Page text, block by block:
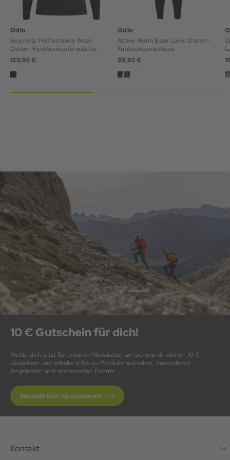
Odlo
Seamless Performance Wool
Damen Funktionsunterwäsche
129,95 €
Odlo
Active Warm Base Layer Damen
Funktionsunterhose
59,95 €
10 € Gutschein für dich!
Melde dich jetzt für unseren Newsletter an, sichere dir deinen 10 €
Gutschein und erhalte Infos zu Produktneuheiten, besonderen
Angeboten und spannenden Events.
Newsletter abonnieren
Kontakt